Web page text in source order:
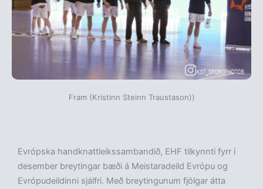
Fram (Kristinn Steinn Traustason))
Evrópska handknattleikssambandið, EHF tilkynnti fyrr í
desember breytingar bæði á Meistaradeild Evrópu og
Evrópudeildinni sjálfri. Með breytingunum fjölgar átta